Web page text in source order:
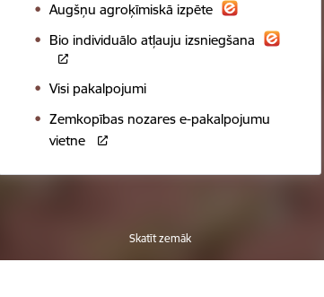
Augšņu agroķīmiskā izpēte
Bio individuālo atļauju izsniegšana
Visi pakalpojumi
Zemkopības nozares e-pakalpojumu
vietne
Skatīt zemāk